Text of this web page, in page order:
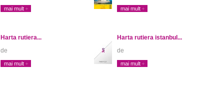
mai mult mai mult
Harta rutiera...
de
mai mult
Harta rutiera istanbul...
de
mai mult